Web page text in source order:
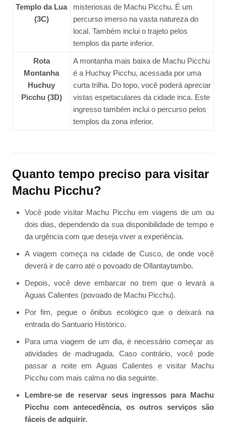
Templo da Lua
(3C)
misteriosas de Machu Picchu. É um
percurso imerso na vasta natureza do
local. Também inclui o trajeto pelos
templos da parte inferior.
Rota
Montanha
Huchuy
Picchu (3D)
A montanha mais baixa de Machu Picchu
é a Huchuy Picchu, acessada por uma
curta trilha. Do topo, você poderá apreciar
vistas espetaculares da cidade inca. Este
ingresso também inclui o percurso pelos
templos da zona inferior.
Quanto tempo preciso para visitar
Machu Picchu?
Você pode visitar Machu Picchu em viagens de um ou
dois dias, dependendo da sua disponibilidade de tempo e
da urgência com que deseja viver a experiência.
A viagem começa na cidade de Cusco, de onde você
deverá ir de carro até o povoado de Ollantaytambo.
Depois, você deve embarcar no trem que o levará a
Aguas Calientes (povoado de Machu Picchu).
Por fim, pegue o ônibus ecológico que o deixará na
entrada do Santuario Histórico.
Para uma viagem de um dia, é necessário começar as
atividades de madrugada. Caso contrário, você pode
passar a noite em Aguas Calientes e visitar Machu
Picchu com mais calma no dia seguinte.
Lembre-se de reservar seus ingressos para Machu
Picchu com antecedência, os outros serviços são
fáceis de adquirir.